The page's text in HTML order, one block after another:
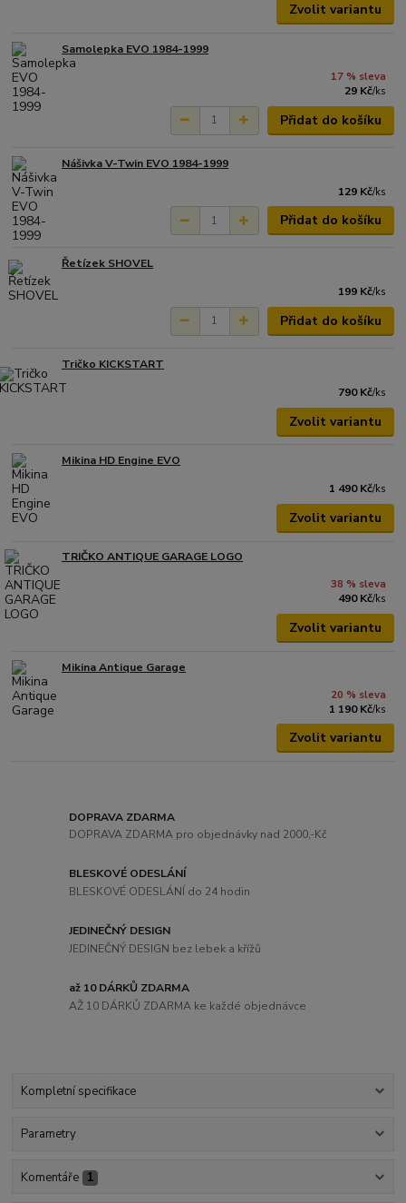
Zvolit variantu
Samolepka EVO 1984-1999
17 % sleva
29 Kč/ks
Přidat do košíku
Nášivka V-Twin EVO 1984-1999
129 Kč/ks
Přidat do košíku
Řetízek SHOVEL
199 Kč/ks
Přidat do košíku
Tričko KICKSTART
790 Kč/ks
Zvolit variantu
Mikina HD Engine EVO
1 490 Kč/ks
Zvolit variantu
TRIČKO ANTIQUE GARAGE LOGO
38 % sleva
490 Kč/ks
Zvolit variantu
Mikina Antique Garage
20 % sleva
1 190 Kč/ks
Zvolit variantu
DOPRAVA ZDARMA
DOPRAVA ZDARMA pro objednávky nad 2000,-Kč
BLESKOVÉ ODESLÁNÍ
BLESKOVÉ ODESLÁNÍ do 24 hodin
JEDINEČNÝ DESIGN
JEDINEČNÝ DESIGN bez lebek a křížů
až 10 DÁRKŮ ZDARMA
AŽ 10 DÁRKŮ ZDARMA ke každé objednávce
Kompletní specifikace
Parametry
Komentáře 1